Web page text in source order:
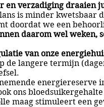
en verzadiging draaien
is minder kwetsbaar
doordat we een
daarom wel weken,
van onze
de langere termijn
energiereserve
ons
maag stimuleert een